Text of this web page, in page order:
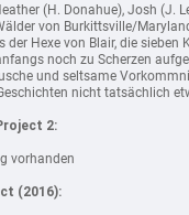
(H. Donahue), Josh (J.
von Burkittsville/
der Hexe von Blair, die
noch zu Scherzen
und seltsame
nicht tatsächlich
2:
vorhanden
(2016):